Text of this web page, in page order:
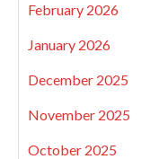
February 2026
January 2026
December 2025
November 2025
October 2025